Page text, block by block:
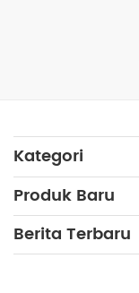
Kategori
Produk Baru
Berita Terbaru